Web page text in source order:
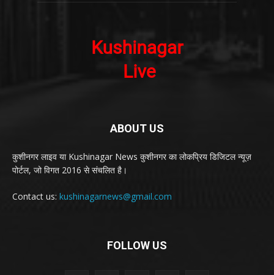
ABOUT US
कुशीनगर लाइव या Kushinagar News कुशीनगर का लोकप्रिय डिजिटल न्यूज़
पोर्टल, जो विगत 2016 से संचलित है।
Contact us: kushinagarnews@gmail.com
FOLLOW US